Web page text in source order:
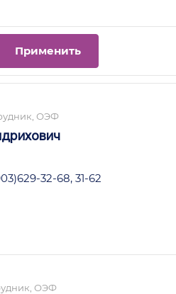
ОЭФ
32-68, 31-62
ОЭФ